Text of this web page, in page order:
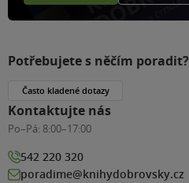
Potřebujete s něčím poradit?
Často kladené dotazy
Kontaktujte nás
Po–Pá: 8:00–17:00
542 220 320
poradime@knihydobrovsky.cz